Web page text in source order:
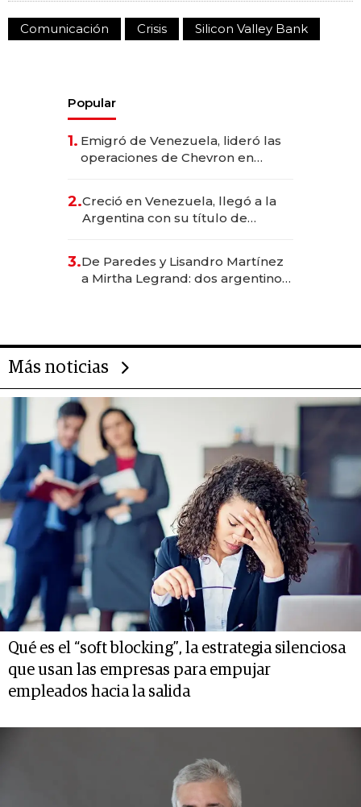
Comunicación Crisis Silicon Valley Bank
Popular
1. Emigró de Venezuela, lideró las
operaciones de Chevron en
2.Creció en Venezuela, llegó a la
Argentina con su título de
las marcas "fast premium"
3.De Paredes y Lisandro Martínez
a Mirtha Legrand: dos argentinos
Más noticias
Qué es el “soft blocking”, la estrategia silenciosa
que usan las empresas para empujar
empleados hacia la salida